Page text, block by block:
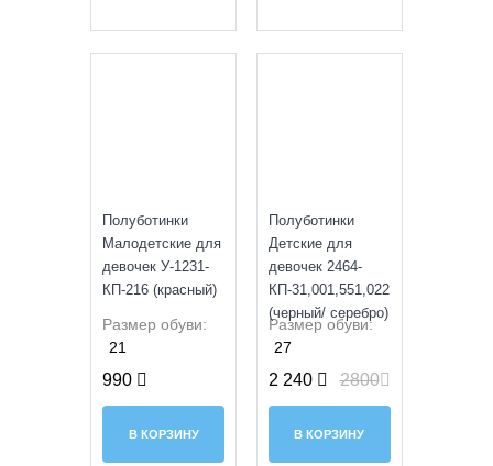
Полуботинки
Малодетские для
девочек У-1231-
КП-216 (красный)
Размер обуви:
21
990
В КОРЗИНУ
Полуботинки
Детские для
девочек 2464-
КП-31,001,551,022
(черный/ серебро)
Размер обуви:
27
2 240 2800
В КОРЗИНУ